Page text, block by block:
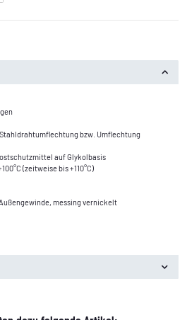
bzw. Umflechtung
auf Glykolbasis
(zeitweise bis +110°C)
messing vernickelt